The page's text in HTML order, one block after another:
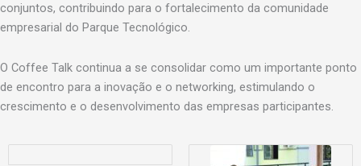
conjuntos, contribuindo para o fortalecimento da comunidade
empresarial do Parque Tecnológico.
O Coffee Talk continua a se consolidar como um importante ponto
de encontro para a inovação e o networking, estimulando o
crescimento e o desenvolvimento das empresas participantes.